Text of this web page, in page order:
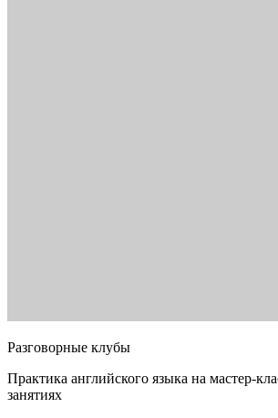
Разговорные клубы
Практика английского языка на мастер-
занятиях